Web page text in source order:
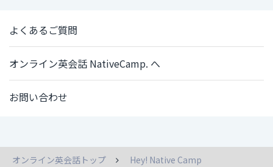
よくあるご質問
オンライン英会話 NativeCamp. へ
お問い合わせ
オンライン英会話トップ
Hey! Native Camp